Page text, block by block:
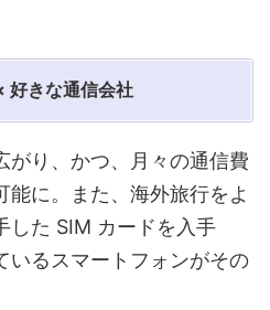
好きな通信会社
がり、かつ、月々の通信費
能に。また、海外旅行をよ
した SIM カードを入手
いるスマートフォンがその